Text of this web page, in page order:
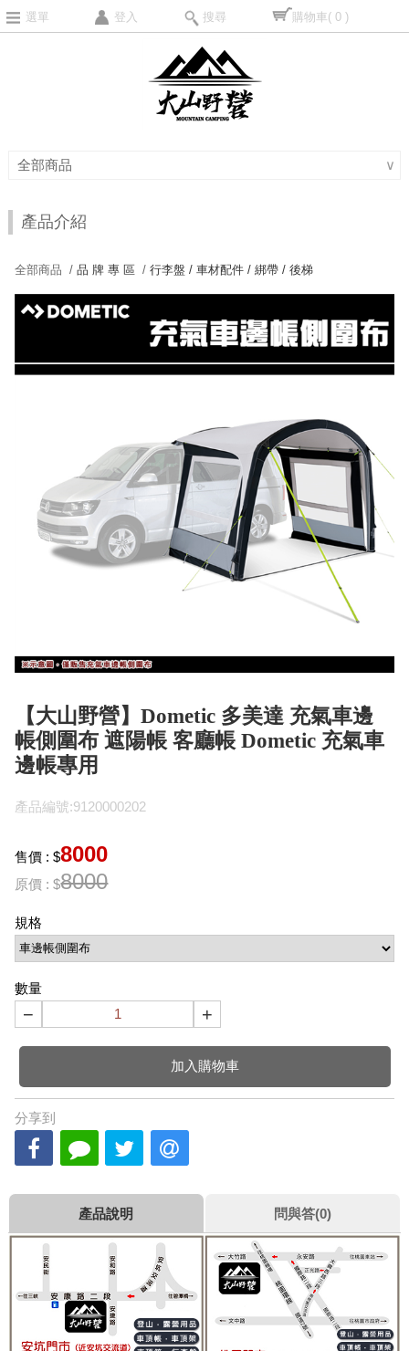
選單 登入 搜尋 購物車( 0 )
全部商品 ∨
產品介紹
全部商品 /品 牌 專 區 /行李盤 / 車材配件 / 綁帶 / 後梯
【大山野營】Dometic 多美達 充氣車邊
帳側圍布 遮陽帳 客廳帳 Dometic 充氣車
邊帳專用
產品編號:9120000202
售價 : $8000
原價 : $8000
規格
數量
− +
加入購物車
分享到
產品說明 問與答(0)